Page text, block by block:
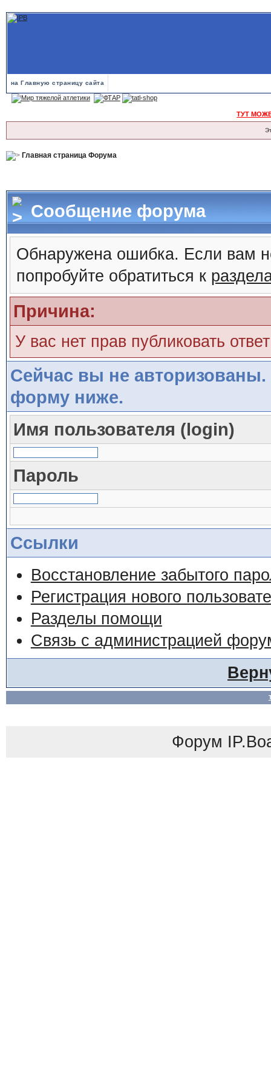
на Главную страницу сайта
ТУТ
Главная страница Форума
Сообщение форума
Обнаружена ошибка. Если вам
попробуйте обратиться к
Причина:
У вас нет прав публиковать
Сейчас вы не авторизованы.
форму ниже.
Имя пользователя (login)
Пароль
Ссылки
Восстановление забытого
Регистрация нового
Разделы помощи
Связь с администрацией
Форум